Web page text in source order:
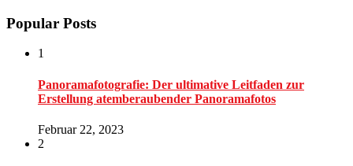
Popular Posts
1
Panoramafotografie: Der ultimative Leitfaden zur
Erstellung atemberaubender Panoramafotos
Februar 22, 2023
2